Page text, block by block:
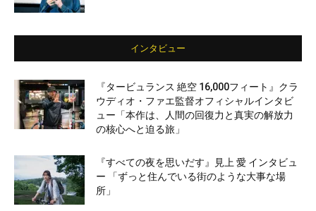
インタビュー
『タービュランス 絶空 16,000フィート』クラ
ウディオ・ファエ監督オフィシャルインタビ
ュー「本作は、人間の回復力と真実の解放力
の核心へと迫る旅」
『すべての夜を思いだす』見上 愛 インタビュ
ー 「ずっと住んでいる街のような大事な場
所」